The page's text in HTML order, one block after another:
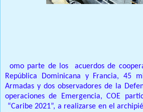
omo parte de los acuerdos de
República Dominicana y Francia, 45
Armadas y dos observadores de la
operaciones de Emergencia, COE
“Caribe 2021”, a realizarse en el